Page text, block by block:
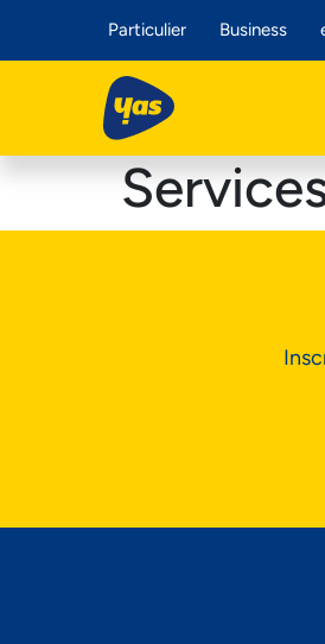
Particulier Business